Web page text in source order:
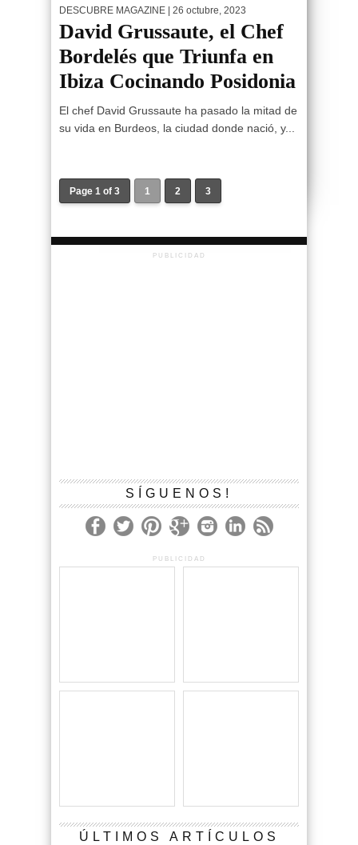
DESCUBRE MAGAZINE | 26 octubre, 2023
David Grussaute, el Chef
Bordelés que Triunfa en
Ibiza Cocinando Posidonia
El chef David Grussaute ha pasado la mitad de
su vida en Burdeos, la ciudad donde nació, y...
Page 1 of 3 1 2 3
PUBLICIDAD
SÍGUENOS!
PUBLICIDAD
ÚLTIMOS ARTÍCULOS